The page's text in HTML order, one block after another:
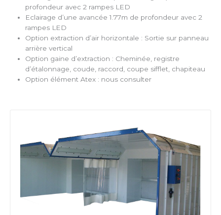
profondeur avec 2 rampes LED
Eclairage d’une avancée 1.77m de profondeur avec 2
rampes LED
Option extraction d’air horizontale : Sortie sur panneau
arrière vertical
Option gaine d’extraction : Cheminée, registre
d’étalonnage, coude, raccord, coupe sifflet, chapiteau
Option élément Atex : nous consulter